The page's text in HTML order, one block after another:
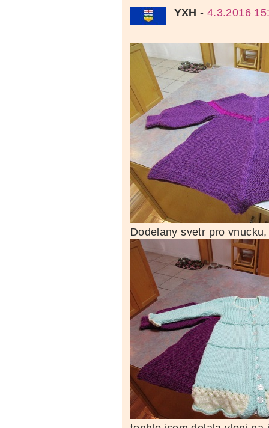
YXH - 4.3.2016
Dodelany svetr pro